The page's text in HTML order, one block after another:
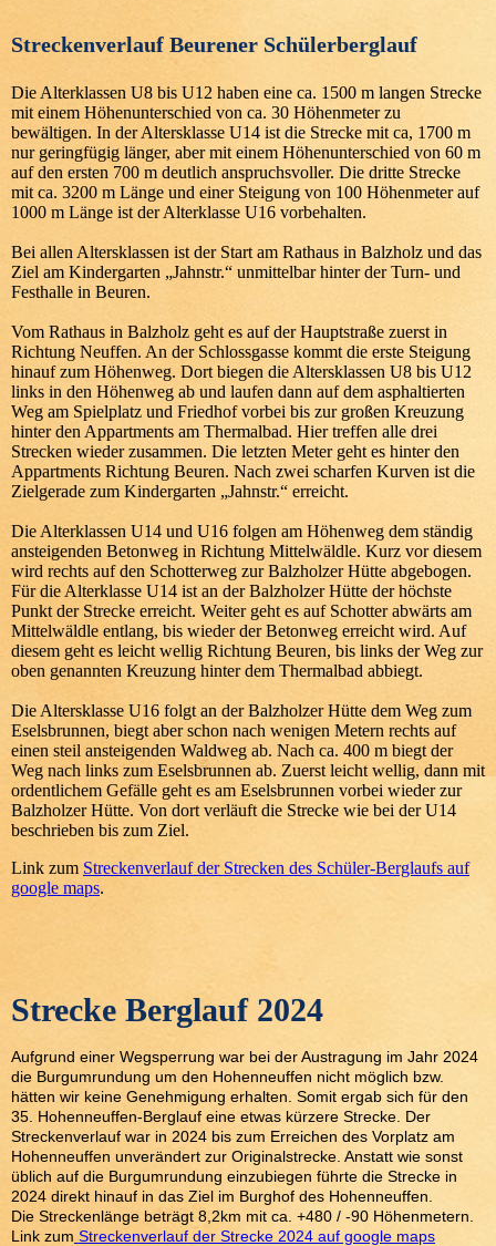
Streckenverlauf Beurener Schülerberglauf
Die Alterklassen U8 bis U12 haben eine ca. 1500 m langen Strecke
mit einem Höhenunterschied von ca. 30 Höhenmeter zu
bewältigen. In der Altersklasse U14 ist die Strecke mit ca, 1700 m
nur geringfügig länger, aber mit einem Höhenunterschied von 60 m
auf den ersten 700 m deutlich anspruchsvoller. Die dritte Strecke
mit ca. 3200 m Länge und einer Steigung von 100 Höhenmeter auf
1000 m Länge ist der Alterklasse U16 vorbehalten.
Bei allen Altersklassen ist der Start am Rathaus in Balzholz und das
Ziel am Kindergarten „Jahnstr.“ unmittelbar hinter der Turn- und
Festhalle in Beuren.
Vom Rathaus in Balzholz geht es auf der Hauptstraße zuerst in
Richtung Neuffen. An der Schlossgasse kommt die erste Steigung
hinauf zum Höhenweg. Dort biegen die Altersklassen U8 bis U12
links in den Höhenweg ab und laufen dann auf dem asphaltierten
Weg am Spielplatz und Friedhof vorbei bis zur großen Kreuzung
hinter den Appartments am Thermalbad. Hier treffen alle drei
Strecken wieder zusammen. Die letzten Meter geht es hinter den
Appartments Richtung Beuren. Nach zwei scharfen Kurven ist die
Zielgerade zum Kindergarten „Jahnstr.“ erreicht.
Die Alterklassen U14 und U16 folgen am Höhenweg dem ständig
ansteigenden Betonweg in Richtung Mittelwäldle. Kurz vor diesem
wird rechts auf den Schotterweg zur Balzholzer Hütte abgebogen.
Für die Alterklasse U14 ist an der Balzholzer Hütte der höchste
Punkt der Strecke erreicht. Weiter geht es auf Schotter abwärts am
Mittelwäldle entlang, bis wieder der Betonweg erreicht wird. Auf
diesem geht es leicht wellig Richtung Beuren, bis links der Weg zur
oben genannten Kreuzung hinter dem Thermalbad abbiegt.
Die Altersklasse U16 folgt an der Balzholzer Hütte dem Weg zum
Eselsbrunnen, biegt aber schon nach wenigen Metern rechts auf
einen steil ansteigenden Waldweg ab. Nach ca. 400 m biegt der
Weg nach links zum Eselsbrunnen ab. Zuerst leicht wellig, dann mit
ordentlichem Gefälle geht es am Eselsbrunnen vorbei wieder zur
Balzholzer Hütte. Von dort verläuft die Strecke wie bei der U14
beschrieben bis zum Ziel.
Link zum Streckenverlauf der Strecken des Schüler-Berglaufs auf
google maps.
Strecke Berglauf 2024
Aufgrund einer Wegsperrung war bei der Austragung im Jahr 2024
die Burgumrundung um den Hohenneuffen nicht möglich bzw.
hätten wir keine Genehmigung erhalten. Somit ergab sich für den
35. Hohenneuffen-Berglauf eine etwas kürzere Strecke. Der
Streckenverlauf war in 2024 bis zum Erreichen des Vorplatz am
Hohenneuffen unverändert zur Originalstrecke. Anstatt wie sonst
üblich auf die Burgumrundung einzubiegen führte die Strecke in
2024 direkt hinauf in das Ziel im Burghof des Hohenneuffen.
Die Streckenlänge beträgt 8,2km mit ca. +480 / -90 Höhenmetern.
Link zum Streckenverlauf der Strecke 2024 auf google maps